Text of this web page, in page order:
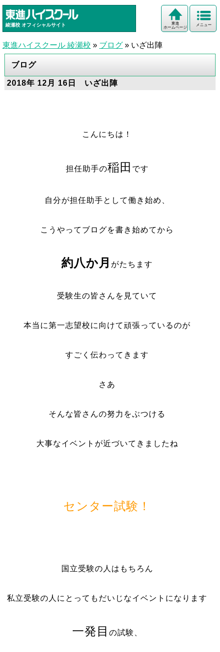
綾瀬校 オフィシャルサイト メニュー
東進
ホームページ
東進ハイスクール 綾瀬校 » ブログ » いざ出陣
ブログ
2018年 12月 16日 いざ出陣
こんにちは！
担任助手の稲田 です
自分が担任助手として働き始め、
こうやってブログを書き始めてから
約八か月 がたちます
受験生の皆さんを見ていて
本当に第一志望校に向けて頑張っているのが
すごく伝わってきます
さあ
そんな皆さんの努力をぶつける
大事なイベントが近づいてきましたね
センター試験！
国立受験の人はもちろん
私立受験の人にとってもだいじなイベントになります
一発目 の試験、